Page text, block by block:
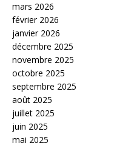
mars 2026
février 2026
janvier 2026
décembre 2025
novembre 2025
octobre 2025
septembre 2025
août 2025
juillet 2025
juin 2025
mai 2025